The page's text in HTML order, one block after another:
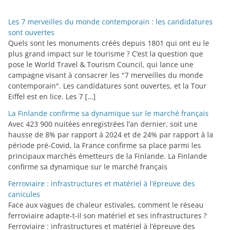
o
r
i
e
s
Les 7 merveilles du monde contemporain : les candidatures
sont ouvertes
Quels sont les monuments créés depuis 1801 qui ont eu le
plus grand impact sur le tourisme ? C’est la question que
pose le World Travel & Tourism Council, qui lance une
campagne visant à consacrer les "7 merveilles du monde
contemporain". Les candidatures sont ouvertes, et la Tour
Eiffel est en lice. Les 7 […]
La Finlande confirme sa dynamique sur le marché français
Avec 423 900 nuitées enregistrées l’an dernier, soit une
hausse de 8% par rapport à 2024 et de 24% par rapport à la
période pré-Covid, la France confirme sa place parmi les
principaux marchés émetteurs de la Finlande. La Finlande
confirme sa dynamique sur le marché français
Ferroviaire : infrastructures et matériel à l’épreuve des
canicules
Face aux vagues de chaleur estivales, comment le réseau
ferroviaire adapte-t-il son matériel et ses infrastructures ?
Ferroviaire : infrastructures et matériel à l’épreuve des